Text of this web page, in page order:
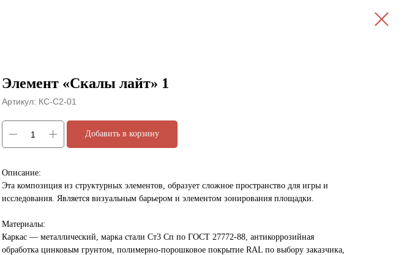
Элемент «Скалы лайт» 1
Артикул: КС-С2-01
Добавить в корзину
Описание:
Эта композиция из структурных элементов, образует сложное пространство для игры и
исследования. Является визуальным барьером и элементом зонирования площадки.
Материалы:
Каркас — металлический, марка стали Ст3 Сп по ГОСТ 27772-88, антикоррозийная
обработка цинковым грунтом, полимерно-порошковое покрытие RAL по выбору заказчика,